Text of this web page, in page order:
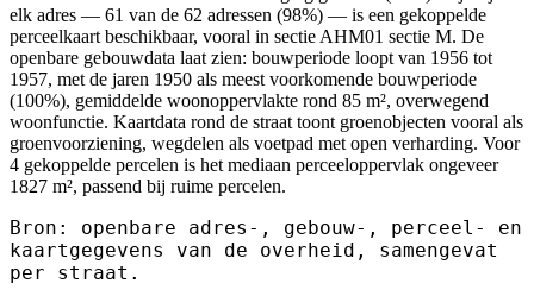
elk adres — 61 van de 62 adressen (98%) — is een gekoppelde
perceelkaart beschikbaar, vooral in sectie AHM01 sectie M. De
openbare gebouwdata laat zien: bouwperiode loopt van 1956 tot
1957, met de jaren 1950 als meest voorkomende bouwperiode
(100%), gemiddelde woonoppervlakte rond 85 m², overwegend
woonfunctie. Kaartdata rond de straat toont groenobjecten vooral als
groenvoorziening, wegdelen als voetpad met open verharding. Voor
4 gekoppelde percelen is het mediaan perceeloppervlak ongeveer
1827 m², passend bij ruime percelen.
Bron: openbare adres-, gebouw-, perceel- en
kaartgegevens van de overheid, samengevat
per straat.